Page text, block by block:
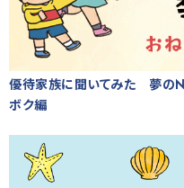
優待家族に聞いてみた 夢の
ボク編